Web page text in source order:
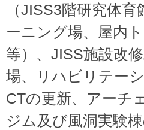
（JISS3階研究体
ーニング場、屋内
等）、JISS施設改
場、リハビリテー
CTの更新、アーチ
ジム及び風洞実験